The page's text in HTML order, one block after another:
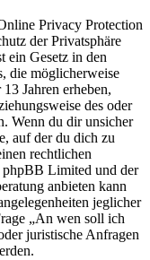
Privacy Protection
der Privatsphäre
ein Gesetz in den
die möglicherweise
Jahren erheben,
des oder
Wenn du dir unsicher
auf der du dich zu
rechtlichen
phpBB Limited und der
anbieten kann
jeglicher
„An wen soll ich
juristische Anfragen